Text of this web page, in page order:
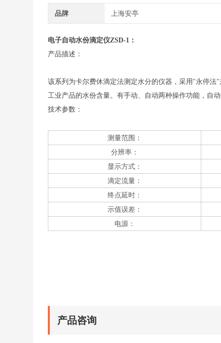
品牌 上海安亭
电子自动水份滴定仪ZSD-1：
产品描述：
该系列为卡尔费休滴定法测定水分的仪器，采用"永停
工业产品的水份含量。有手动、自动两种操作功能，自
技术参数：
测量范围：
分辨率：
显示方式：
滴定流量：
终点延时：
示值误差：
电源：
产品咨询